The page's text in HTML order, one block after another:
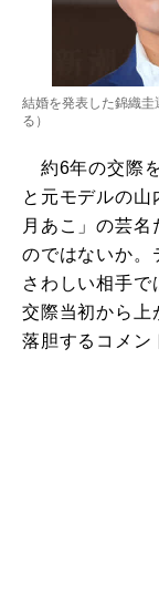
結婚を発表した錦織圭
る ）
約6年の交際
と元モデルの山
月あこ」の芸
のではないか。
さわしい相手で
交際当初から上
落胆するコメン